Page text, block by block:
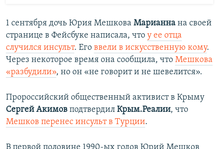
1 сентября дочь Юрия Мешкова Марианна на своей
странице в Фейсбуке написала, что у ее отца
случился инсульт. Его ввели в искусственную кому.
Через некоторое время она сообщила, что Мешкова
«разбудили», но он «не говорит и не шевелится».
Пророссийский общественный активист в Крыму
Сергей Акимов подтвердил Крым.Реалии, что
Мешков перенес инсульт в Турции.